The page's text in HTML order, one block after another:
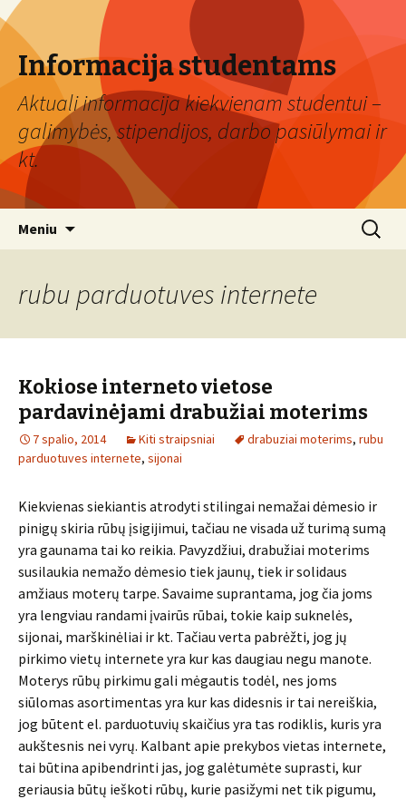
Informacija studentams
Aktuali informacija kiekvienam studentui –
galimybės, stipendijos, darbo pasiūlymai ir
kt.
Meniu Ieškoti:
rubu parduotuves internete
Kokiose interneto vietose
pardavinėjami drabužiai moterims
7 spalio, 2014 Kiti straipsniai drabuziai moterims, rubu
parduotuves internete, sijonai
Kiekvienas siekiantis atrodyti stilingai nemažai dėmesio ir
pinigų skiria rūbų įsigijimui, tačiau ne visada už turimą sumą
yra gaunama tai ko reikia. Pavyzdžiui, drabužiai moterims
susilaukia nemažo dėmesio tiek jaunų, tiek ir solidaus
amžiaus moterų tarpe. Savaime suprantama, jog čia joms
yra lengviau randami įvairūs rūbai, tokie kaip suknelės,
sijonai, marškinėliai ir kt. Tačiau verta pabrėžti, jog jų
pirkimo vietų internete yra kur kas daugiau negu manote.
Moterys rūbų pirkimu gali mėgautis todėl, nes joms
siūlomas asortimentas yra kur kas didesnis ir tai nereiškia,
jog būtent el. parduotuvių skaičius yra tas rodiklis, kuris yra
aukštesnis nei vyrų. Kalbant apie prekybos vietas internete,
tai būtina apibendrinti jas, jog galėtumėte suprasti, kur
geriausia būtų ieškoti rūbų, kurie pasižymi net tik pigumu,